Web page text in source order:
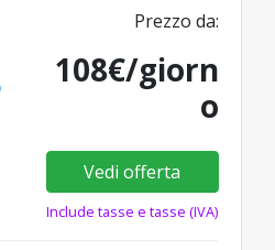
Prezzo da:
108€/giorn
o
Vedi offerta
Include tasse e tasse (IVA)